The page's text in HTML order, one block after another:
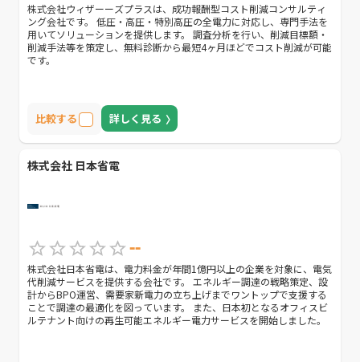
株式会社ウィザーーズプラスは、成功報酬型コスト削減コンサルティ
ング会社です。 低圧・高圧・特別高圧の全電力に対応し、専門手法を
用いてソリューションを提供します。 調査分析を行い、削減目標額・
削減手法等を策定し、無料診断から最短4ヶ月ほどでコスト削減が可能
です。
比較する 詳しく見る
株式会社 日本省電
--
株式会社日本省電は、電力料金が年間1億円以上の企業を対象に、電気
代削減サービスを提供する会社です。 エネルギー調達の戦略策定、設
計からBPO運営、需要家新電力の立ち上げまでワントップで支援する
ことで調達の最適化を図っています。 また、日本初となるオフィスビ
ルテナント向けの再生可能エネルギー電力サービスを開始しました。